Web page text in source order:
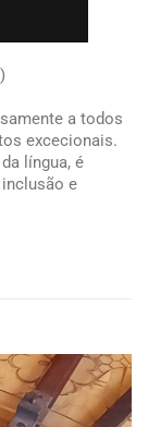
a todos
excecionais.
língua, é
e